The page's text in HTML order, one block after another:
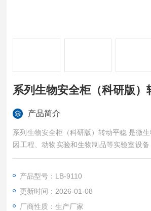
系列生物安全柜（科研版）
产品简介
系列生物安全柜（科研版）转动平稳 是微
因工程、动物实验和生物制品等实验室设备
采取保护措施的场合，如制药、科研等进
产品型号：LB-9110
更新时间：2026-01-08
厂商性质：生产厂家